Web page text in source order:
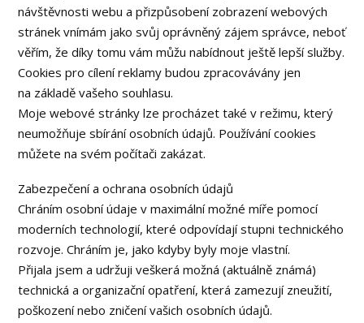
návštěvnosti webu a přizpůsobení zobrazení webových
stránek vnímám jako svůj oprávněný zájem správce, neboť
věřím, že díky tomu vám můžu nabídnout ještě lepší služby.
Cookies pro cílení reklamy budou zpracovávány jen
na základě vašeho souhlasu.
Moje webové stránky lze procházet také v režimu, který
neumožňuje sbírání osobních údajů. Používání cookies
můžete na svém počítači zakázat.
Zabezpečení a ochrana osobních údajů
Chráním osobní údaje v maximální možné míře pomocí
moderních technologií, které odpovídají stupni technického
rozvoje. Chráním je, jako kdyby byly moje vlastní.
Přijala jsem a udržuji veškerá možná (aktuálně známá)
technická a organizační opatření, která zamezují zneužití,
poškození nebo zničení vašich osobních údajů.